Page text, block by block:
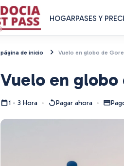
HOGARPASES Y
página de inicio Vuelo en globo de
Vuelo en
1 - 3 Hora Pagar ahora